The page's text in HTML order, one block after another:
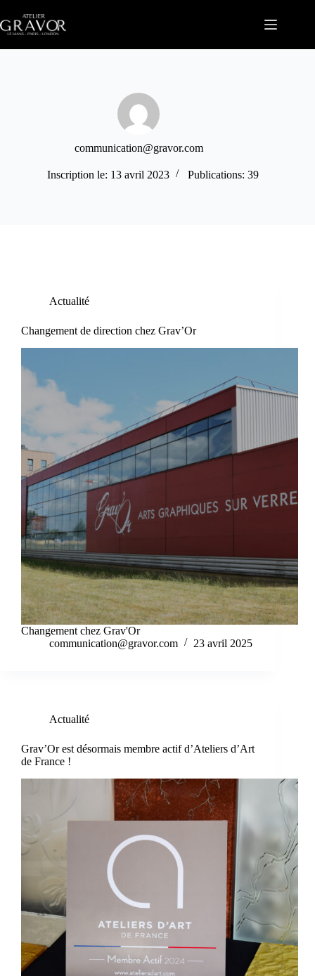
au
contenu
communication@gravor.com
Inscription le: 13 avril 2023 Publications: 39
Actualité
Changement de direction chez Grav’Or
Changement chez Grav'Or
communication@gravor.com
23 avril 2025
Actualité
Grav’Or est désormais membre actif d’Ateliers d’Art
de France !